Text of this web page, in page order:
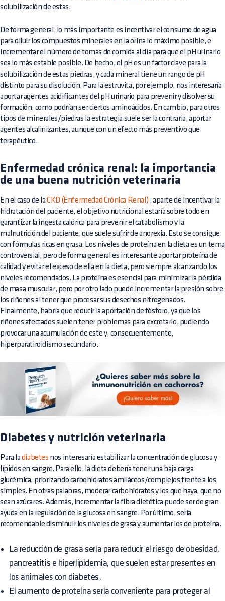
solubilización de estas.
De forma general, lo más importante es incentivar el consumo de agua
para diluir los compuestos minerales en la orina lo máximo posible, e
incrementar el número de tomas de comida al día para que el pH urinario
sea lo más estable posible. De hecho, el pH es un factor clave para la
solubilización de estas piedras, y cada mineral tiene un rango de pH
distinto para su disolución. Para la estruvita, por ejemplo, nos interesaría
aportar agentes acidificantes del pH urinario para prevenir y disolver su
formación, como podrían ser ciertos aminoácidos. En cambio, para otros
tipos de minerales/piedras la estrategia suele ser la contraria, aportar
agentes alcalinizantes, aunque con un efecto más preventivo que
terapéutico.
Enfermedad crónica renal: la importancia
de una buena nutrición veterinaria
En el caso de laCKD (Enfermedad Crónica Renal) , aparte de incentivar la
hidratación del paciente, el objetivo nutricional estaría sobre todo en
garantizar la ingesta calórica para prevenir el catabolismo y la
malnutrición del paciente, que suele sufrir de anorexia. Esto se consigue
con fórmulas ricas en grasa. Los niveles de proteína en la dieta es un tema
controversial, pero de forma general es interesante aportar proteína de
calidad y evitar el exceso de ella en la dieta, pero siempre alcanzando los
niveles recomendados. La proteína es esencial para minimizar la pérdida
de masa muscular, pero por otro lado puede incrementar la presión sobre
los riñones al tener que procesar sus desechos nitrogenados.
Finalmente, habría que reducir la aportación de fósforo, ya que los
riñones afectados suelen tener problemas para excretarlo, pudiendo
provocar una acumulación de este y, consecuentemente,
hiperparatiroidismo secundario.
Diabetes y nutrición veterinaria
Para la diabetes nos interesaría estabilizar la concentración de glucosa y
lípidos en sangre. Para ello, la dieta debería tener una baja carga
glucémica, priorizando carbohidratos amiláceos/complejos frente a los
simples. En otras palabras, moderar carbohidratos y los que haya, que no
sean azúcares. Además, incrementar la fibra dietética puede ser de gran
ayuda en la regulación de la glucosa en sangre. Por último, sería
recomendable disminuir los niveles de grasa y aumentar los de proteína.
La reducción de grasa sería para reducir el riesgo de obesidad,
pancreatitis e hiperlipidemia, que suelen estar presentes en
los animales con diabetes.
El aumento de proteína sería conveniente para proteger al